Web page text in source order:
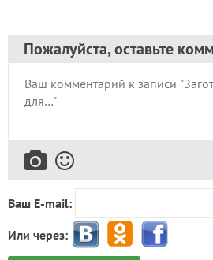
Пожалуйста, оставьте
Ваш E-mail:
Или через: